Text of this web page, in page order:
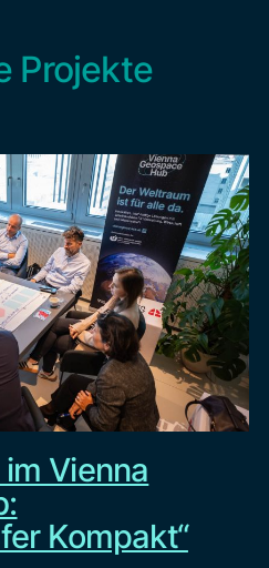
Projekte
Vienna
Kompakt“